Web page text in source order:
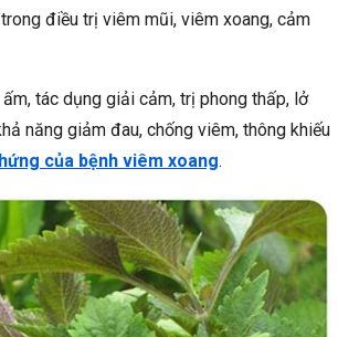
điều trị viêm mũi, viêm xoang, cảm
tác dụng giải cảm, trị phong thấp, lở
năng giảm đau, chống viêm, thông khiếu
của bệnh viêm xoang.